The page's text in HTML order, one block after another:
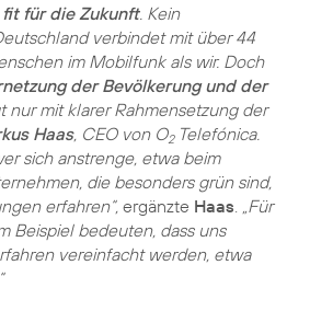
für die Zukunft. Kein
verbindet mit über 44
im Mobilfunk als wir. Doch
der Bevölkerung und der
mit klarer Rahmensetzung der
Haas, CEO von O2Telefónica.
sich anstrenge, etwa beim
die besonders grün sind,
erfahren“, ergänzte Haas
„Für
Beispiel bedeuten, dass uns
vereinfacht werden, etwa